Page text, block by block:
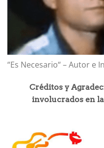
“Es Necesario“ – Autor e
Créditos y
involucrados en